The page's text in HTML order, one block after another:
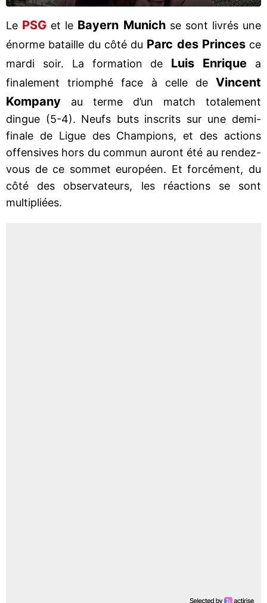
Le PSG et le Bayern Munichse sont livrés une
énorme bataille du côté du Parc des Princes ce
mardi soir. La formation de Luis Enrique a
finalement triomphé face à celle de Vincent
Kompany au terme d’un match totalement
dingue (5-4). Neufs buts inscrits sur une demi-
finale de Ligue des Champions, et des actions
offensives hors du commun auront été au rendez-
vous de ce sommet européen. Et forcément, du
côté des observateurs, les réactions se sont
multipliées.